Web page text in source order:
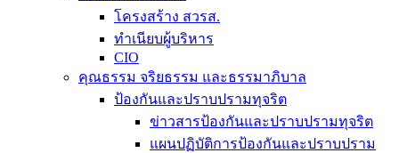
โครงสร้าง สวรส.
ทำเนียบผู้บริหาร
CIO
คุณธรรม จริยธรรม และธรรมาภิบาล
ป้องกันและปราบปรามทุจริต
ข่าวสารป้องกันและปราบปรามทุจริต
แผนปฏิบัติการป้องกันและปราบปราม